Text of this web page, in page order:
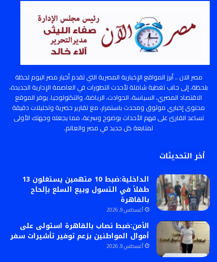
مصر الان .. أبرز المواقع الإخبارية المصرية التي تقدم أخبار مصر اليوم لحظة
بلحظة، إلى جانب تغطية شاملة لأحدث التطورات في العاصمة الإدارية الجديدة،
الاقتصاد المصري، السياسة، الحوادث، الرياضة، والتكنولوجيا. يوفر الموقع
محتوى إخباري موثوق ومحدث باستمرار، مع تقارير حصرية وتحليلات دقيقة
تساعد القارئ على فهم الأحداث بوضوح وسرعة، مما يجعله وجهتك الأولى
لمتابعة كل جديد في مصر والعالم.
أخر التحديثات
الداخلية:ضبط 10 متهمين يستغلون 13
طفلاً في التسول وبيع السلع بإلحاح
بالقاهرة
أغسطس 9, 2026
الأمن:ضبط نصاب بالقاهرة استولى على
أموال المواطنين بزعم توفير تأشيرات سفر
أغسطس 9, 2026